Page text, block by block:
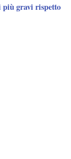
più gravi rispetto